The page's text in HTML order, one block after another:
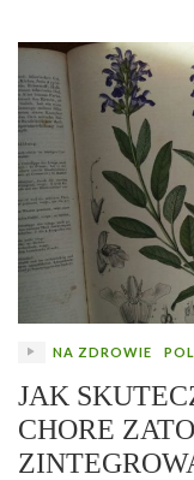
NA ZDROWIE
JAK
CHORE